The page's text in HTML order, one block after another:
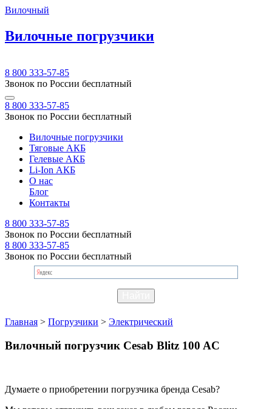
Вилочный
Вилочные погрузчики
8 800 333-57-85
Звонок по России бесплатный
8 800 333-57-85
Звонок по России бесплатный
Вилочные погрузчики
Тяговые АКБ
Гелевые АКБ
Li-Ion АКБ
О нас
Блог
Контакты
8 800 333-57-85
Звонок по России бесплатный
8 800 333-57-85
Звонок по России бесплатный
Главная > Погрузчики > Электрический
Вилочный погрузчик Cesab Blitz 100 AC
Думаете о приобретении погрузчика бренда Cesab?